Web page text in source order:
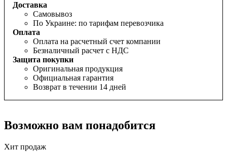
Возможно вам понадобится
Хит продаж
Доставка
Самовывоз
По Украине: по тарифам перевозчика
Оплата
Оплата на расчетный счет компании
Безналичный расчет с НДС
Защита покупки
Оригинальная продукция
Официальная гарантия
Возврат в течении 14 дней